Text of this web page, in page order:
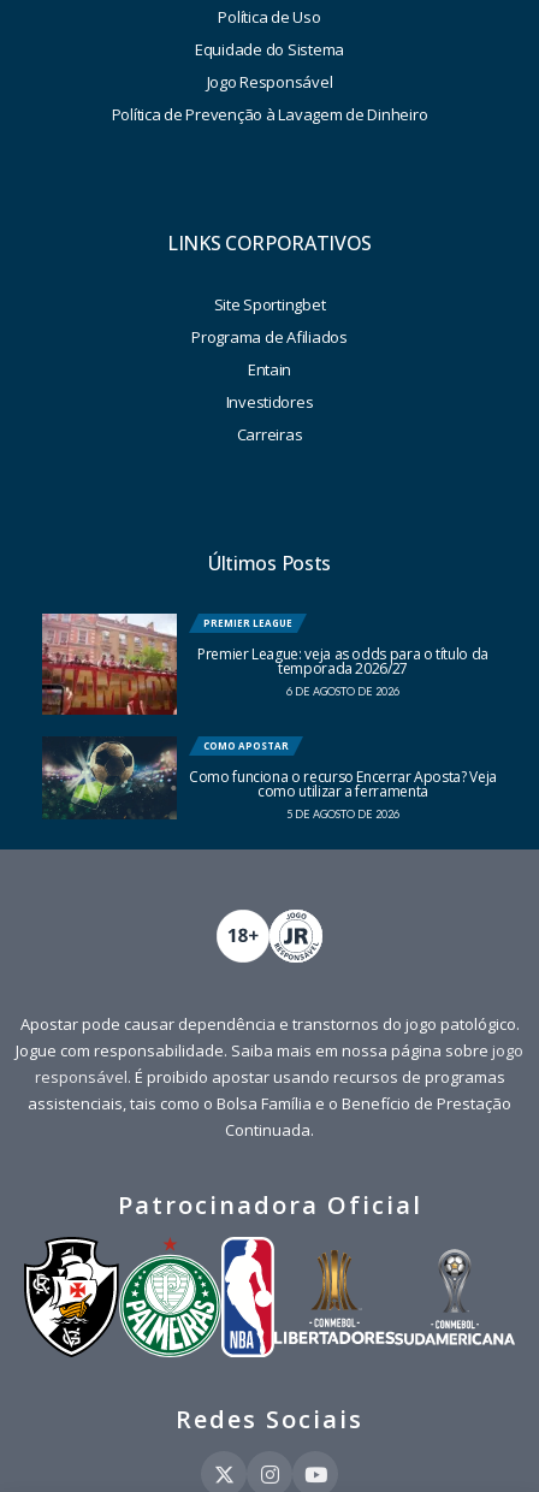
Política de Uso
Equidade do Sistema
Jogo Responsável
Política de Prevenção à Lavagem de Dinheiro
LINKS CORPORATIVOS
Site Sportingbet
Programa de Afiliados
Entain
Investidores
Carreiras
Últimos Posts
PREMIER LEAGUE
Premier League: veja as odds para o título da
temporada 2026/27
6 DE AGOSTO DE 2026
COMO APOSTAR
Como funciona o recurso Encerrar Aposta? Veja
como utilizar a ferramenta
5 DE AGOSTO DE 2026
Apostar pode causar dependência e transtornos do jogo patológico.
Jogue com responsabilidade. Saiba mais em nossa página sobre jogo
responsável. É proibido apostar usando recursos de programas
assistenciais, tais como o Bolsa Família e o Benefício de Prestação
Continuada.
Patrocinadora Oficial
Redes Sociais